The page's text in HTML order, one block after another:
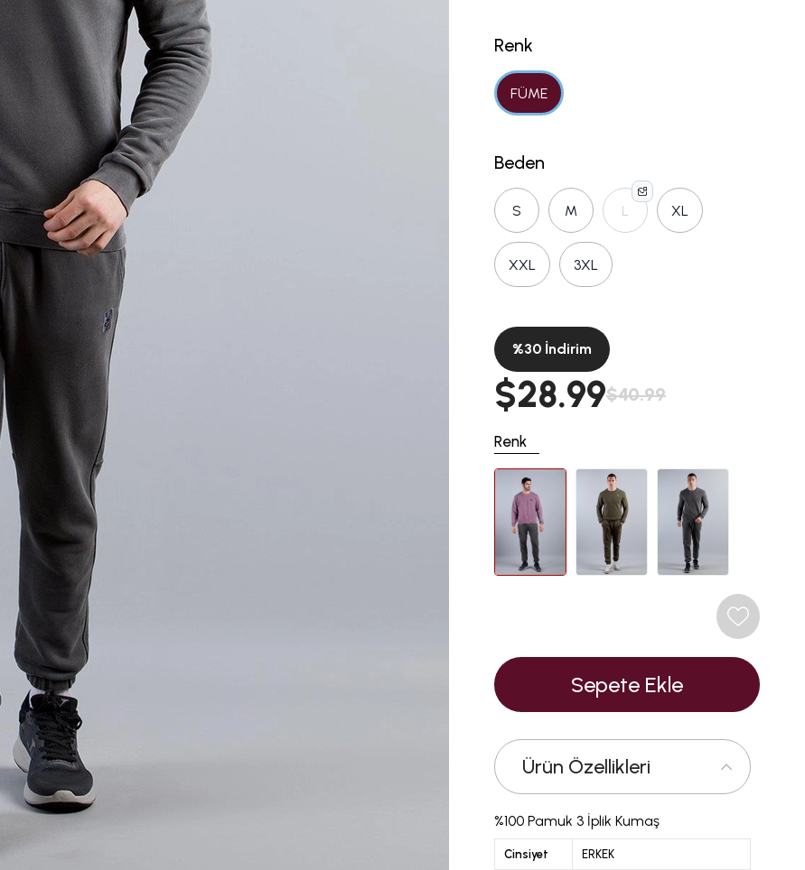
Renk
FÜME
Beden
S M L XL
XXL 3XL
%30 İndirim
$40.99
$28.99
Renk
Ürün Özellikleri
%100 Pamuk 3 İplik Kumaş
Cinsiyet ERKEK